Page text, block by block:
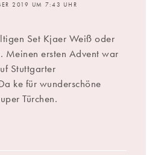
2019 UM 7:43 UHR
Set Kjaer Weiß oder
Meinen ersten Advent war
Stuttgarter
ke für wunderschöne
Türchen.